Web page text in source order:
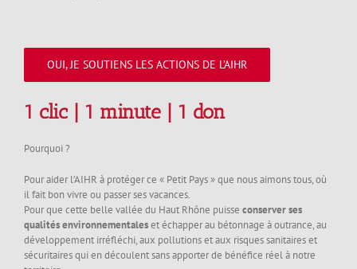
OUI, JE SOUTIENS LES ACTIONS DE L’AIHR
1 clic | 1 minute | 1 don
Pourquoi ?
Pour aider l’AIHR à protéger ce « Petit Pays » que nous aimons tous, où
il fait bon vivre ou passer ses vacances.
Pour que cette belle vallée du Haut Rhône puisse conserver ses
qualités environnementaleset échapper au bétonnage à outrance, au
développement irréfléchi, aux pollutions et aux risques sanitaires et
sécuritaires qui en découlent sans apporter de bénéfice réel à notre